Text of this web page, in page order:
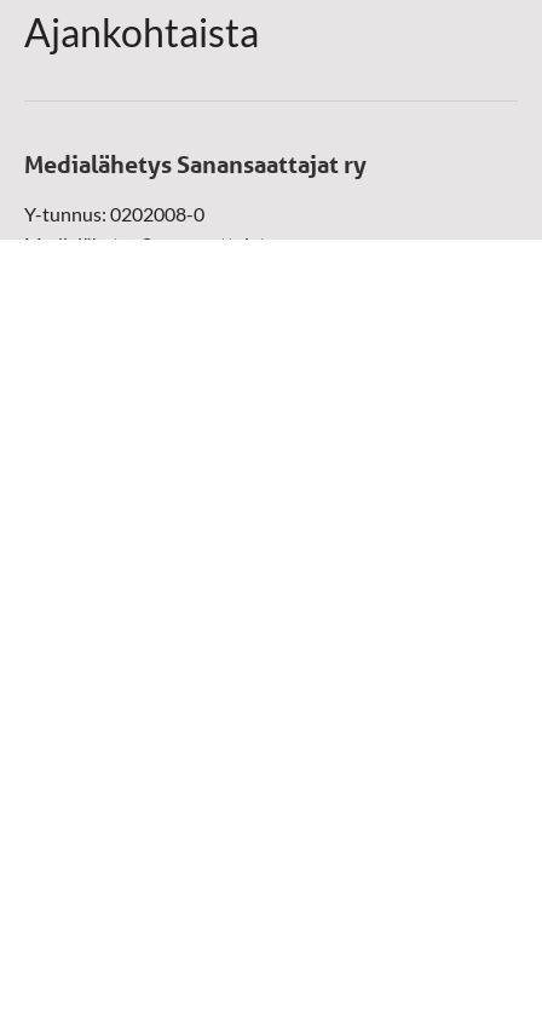
Ajankohtaista
Medialähetys Sanansaattajat ry
Y-tunnus: 0202008-0
Medialähetys Sanansaattajat ry